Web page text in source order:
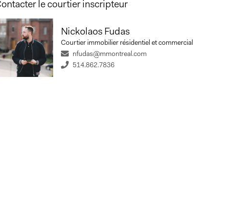
le courtier inscripteur
Nickolaos Fudas
Courtier immobilier résidentiel et commercial
nfudas@mmontreal.com
514.862.7836